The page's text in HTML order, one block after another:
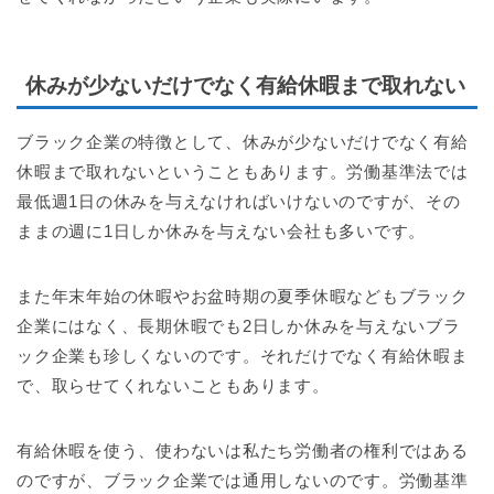
休みが少ないだけでなく有給休暇まで取れない
ブラック企業の特徴として、休みが少ないだけでなく有給
休暇まで取れないということもあります。労働基準法では
最低週1日の休みを与えなければいけないのですが、その
ままの週に1日しか休みを与えない会社も多いです。
また年末年始の休暇やお盆時期の夏季休暇などもブラック
企業にはなく、長期休暇でも2日しか休みを与えないブラ
ック企業も珍しくないのです。それだけでなく有給休暇ま
で、取らせてくれないこともあります。
有給休暇を使う、使わないは私たち労働者の権利ではある
のですが、ブラック企業では通用しないのです。労働基準